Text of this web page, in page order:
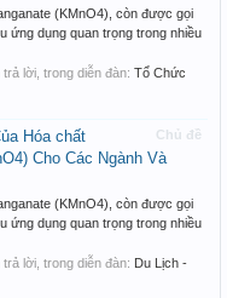
(KMnO4), còn được gọi
ứng dụng quan trọng trong nhiều
trả lời, trong diễn đàn: Tổ Chức
Chủ đề
Hóa chất
Cho Các Ngành Và
(KMnO4), còn được gọi
ứng dụng quan trọng trong nhiều
trả lời, trong diễn đàn: Du Lịch -